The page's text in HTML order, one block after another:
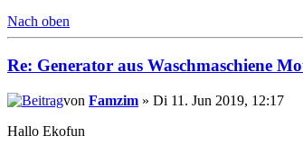
Nach oben
Re: Generator aus Waschmaschiene
von Famzim » Di 11. Jun 2019, 12:17
Hallo Ekofun